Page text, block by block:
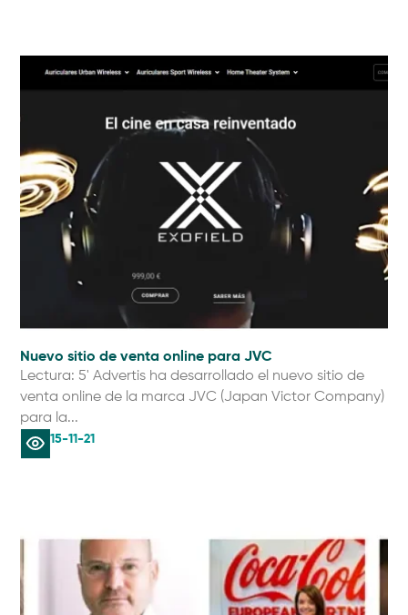
Nuevo sitio de venta online para JVC
Lectura: 5' Advertis ha desarrollado el nuevo sitio de
venta online de la marca JVC (Japan Victor Company)
para la...
15-11-21